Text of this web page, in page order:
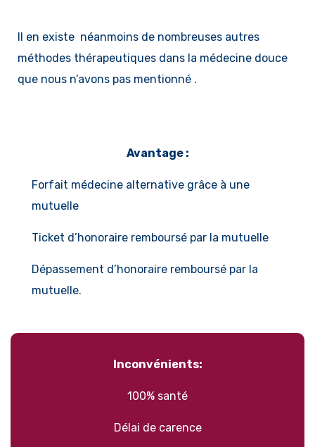
Il en existe néanmoins de nombreuses autres
méthodes thérapeutiques dans la médecine douce
que nous n’avons pas mentionné .
Avantage :
Forfait médecine alternative grâce à une
mutuelle
Ticket d’honoraire remboursé par la mutuelle
Dépassement d’honoraire remboursé par la
mutuelle.
Inconvénients:
100% santé
Délai de carence